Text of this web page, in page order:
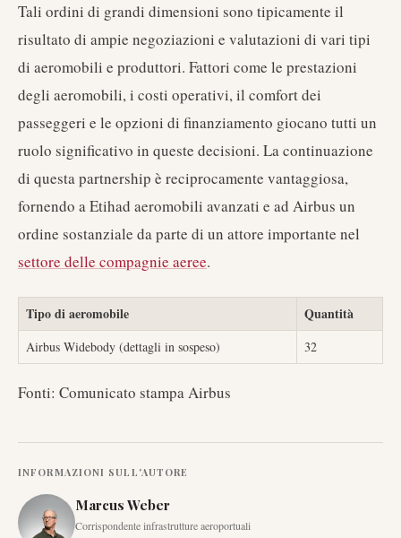
Tali ordini di grandi dimensioni sono tipicamente il
risultato di ampie negoziazioni e valutazioni di vari tipi
di aeromobili e produttori. Fattori come le prestazioni
degli aeromobili, i costi operativi, il comfort dei
passeggeri e le opzioni di finanziamento giocano tutti un
ruolo significativo in queste decisioni. La continuazione
di questa partnership è reciprocamente vantaggiosa,
fornendo a Etihad aeromobili avanzati e ad Airbus un
ordine sostanziale da parte di un attore importante nel
settore delle compagnie aeree.
Tipo di aeromobile Quantità
Airbus Widebody (dettagli in sospeso) 32
Fonti: Comunicato stampa Airbus
INFORMAZIONI SULL'AUTORE
Marcus Weber
Corrispondente infrastrutture aeroportuali